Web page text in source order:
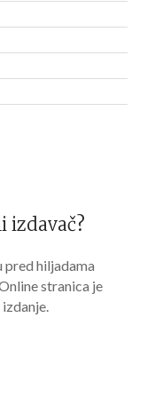
izdavač?
pred hiljadama
stranica je